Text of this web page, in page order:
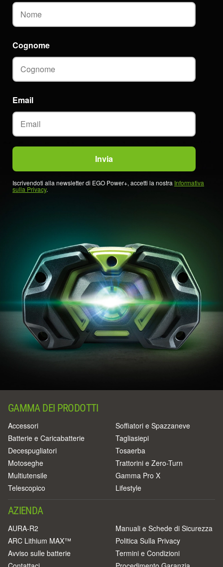
Email
Cognome
Iscrivendoti alla newsletter di EGO Power+, accetti la nostra Informativa
sulla Privacy.
GAMMA DEI PRODOTTI
Accessori
Batterie e Caricabatterie
Decespugliatori
Motoseghe
Multiutensile
Telescopico
Soffiatori e Spazzaneve
Tagliasiepi
Tosaerba
Trattorini e Zero-Turn
Gamma Pro X
Lifestyle
AZIENDA
AURA-R2
ARC Lithium MAX™
Avviso sulle batterie
Manuali e Schede di Sicurezza
Politica Sulla Privacy
Termini e Condizioni